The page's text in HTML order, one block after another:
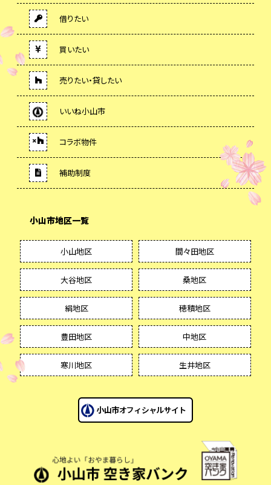
借りたい
買いたい
売りたい・貸したい
いいね小山市
コラボ物件
補助制度
小山市地区一覧
小山地区 間々田地区
大谷地区 桑地区
絹地区 穂積地区
豊田地区 中地区
寒川地区 生井地区